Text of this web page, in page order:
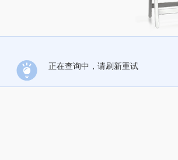
正在查询中，请刷新重试